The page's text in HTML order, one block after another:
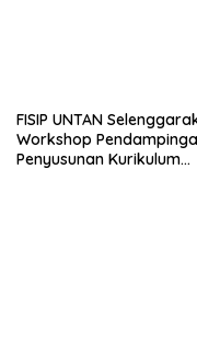
FISIP UNTAN
Workshop
Penyusunan Kurikulum